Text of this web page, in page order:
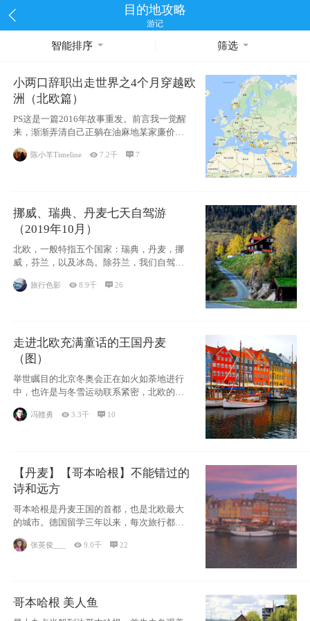
目的地攻略
游记
智能排序 筛选
小两口辞职出走世界之4个月穿越欧
洲（北欧篇）
PS这是一篇2016年故事重发。前言我一觉醒
来，渐渐弄清自己正躺在油麻地某家廉价宾
馆
陈小羊Timeline 7.2千 7
挪威、瑞典、丹麦七天自驾游
（2019年10月）
北欧，一般特指五个国家：瑞典，丹麦，挪
威，芬兰，以及冰岛。除芬兰，我们自驾游
旅行色影 8.9千 26
走进北欧充满童话的王国丹麦
（图）
举世瞩目的北京冬奥会正在如火如荼地进行
中，也许是与冬雪运动联系紧密，北欧的一
些国家因
冯赣勇 3.3千  10
【丹麦】【哥本哈根】不能错过的
诗和远方
哥本哈根是丹麦王国的首都，也是北欧最大
的城市。德国留学三年以来，每次旅行都是
张英俊___ 9.0千 22
哥本哈根 美人鱼